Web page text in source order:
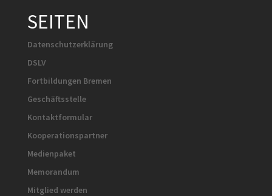
SEITEN
Datenschutzerklärung
DSLV
Fortbildungen Bremen
Geschäftsstelle
Kontaktformular
Kooperationspartner
Medienpaket
Memorandum
Mitglied werden